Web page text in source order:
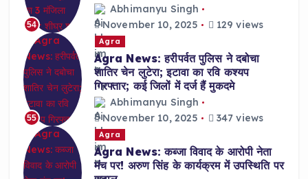
54
Abhimanyu Singh
November 10, 2025
129 views
55
Agra
Agra News: हरीपर्वत पुलिस ने दबोचा
शातिर चेन लुटेरा; इटावा का रवि कश्यप
गिरफ्तार; कई जिलों में दर्ज हैं मुकदमे
Abhimanyu Singh
November 10, 2025
347 views
Agra
Agra News: कब्जा विवाद के आरोपी नेता
मंच पर! अरुण सिंह के कार्यक्रम में उपस्थिति पर